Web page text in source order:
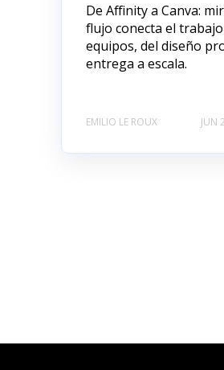
De Affinity a Canva:
flujo conecta el
equipos, del diseño
entrega a escala.
EMILIO LE ROUX JUN